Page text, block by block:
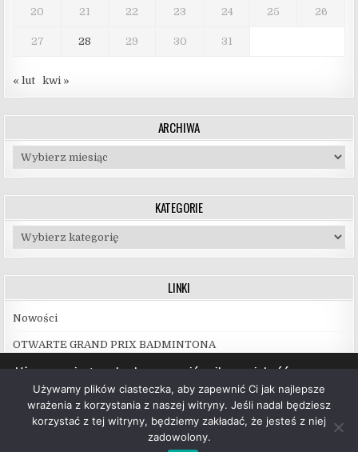
20 21 22 23 24 25 26
27 28 29 30 31
« lut kwi »
ARCHIWA
Archiwa
KATEGORIE
Kategorie
LINKI
Nowości
OTWARTE GRAND PRIX BADMINTONA
Copyright © 2026 UKS Hubal Białystok
Używamy ciasteczek, aby zapewnić najlepszą jakość
korzystania z naszej witryny.
Więcej informacji na temat plików ciasteczka, których
używamy, oraz możliwości ich wyłączenia znajdziesz w
ustawieniach.
Używamy plików ciasteczka, aby zapewnić Ci jak najlepsze
wrażenia z korzystania z naszej witryny. Jeśli nadal będziesz
korzystać z tej witryny, będziemy zakładać, że jesteś z niej
zadowolony.